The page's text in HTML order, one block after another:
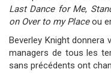
Last Dance for Me,
on Over to my Placeou
Beverley Knight donnera
managers de tous les
sans précédents ont